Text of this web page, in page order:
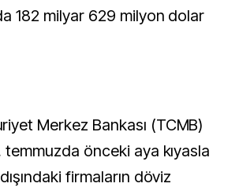
182 milyar 629 milyon dolar
Merkez Bankası (TCMB)
önceki aya kıyasla
firmaların döviz